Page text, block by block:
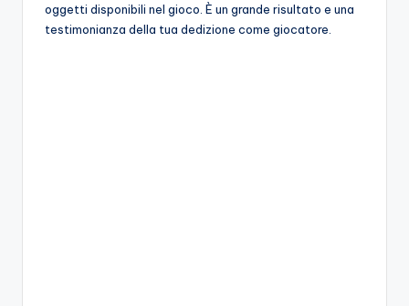
oggetti disponibili nel gioco. È un grande risultato e una
testimonianza della tua dedizione come giocatore.